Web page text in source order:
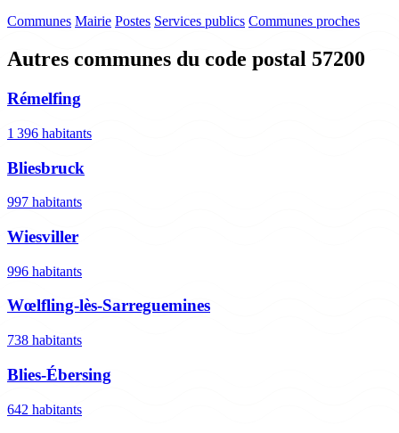
Communes Mairie Postes Services publics Communes proches
Autres communes du code postal 57200
Rémelfing
1 396 habitants
Bliesbruck
997 habitants
Wiesviller
996 habitants
Wœlfling-lès-Sarreguemines
738 habitants
Blies-Ébersing
642 habitants